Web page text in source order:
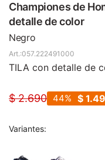
Championes de
detalle de color
Negro
057.222491000
TILA con detalle de
$ 2.690 $
44
Variantes: